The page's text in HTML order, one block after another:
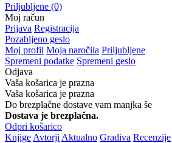
Priljubljene (0)
Moj račun
Prijava Registracija
Pozabljeno geslo
Moj profil Moja naročila Priljubljene
Spremeni podatke Spremeni geslo
Odjava
Vaša košarica je prazna
Vaša košarica je prazna
Do brezplačne dostave vam manjka še
Dostava je brezplačna.
Odpri košarico
Knjige Avtorji Aktualno Gradiva Recenzije